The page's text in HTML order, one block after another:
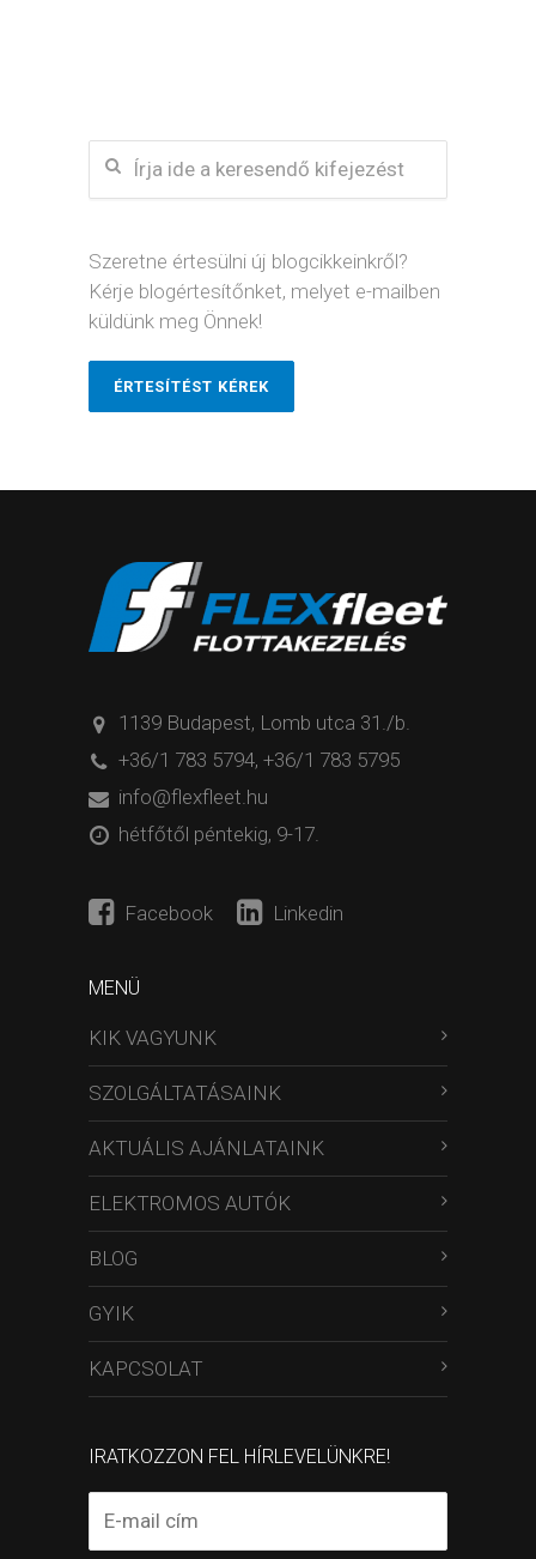
Szeretne értesülni új blogcikkeinkről?
Kérje blogértesítőnket, melyet e-mailben
küldünk meg Önnek!
ÉRTESÍTÉST KÉREK
1139 Budapest, Lomb utca 31./b.
+36/1 783 5794, +36/1 783 5795
info@flexfleet.hu
hétfőtől péntekig, 9-17.
Facebook Linkedin
MENÜ
KIK VAGYUNK
SZOLGÁLTATÁSAINK
AKTUÁLIS AJÁNLATAINK
ELEKTROMOS AUTÓK
BLOG
GYIK
KAPCSOLAT
IRATKOZZON FEL HÍRLEVELÜNKRE!